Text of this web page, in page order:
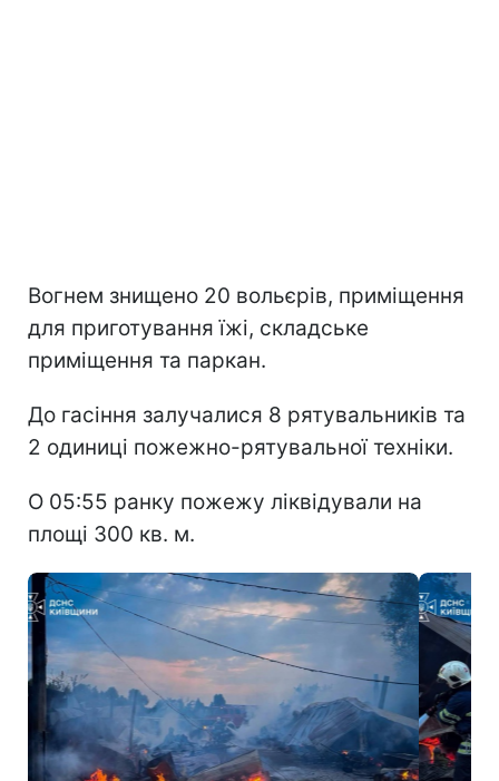
Вогнем знищено 20 вольєрів, приміщення
для приготування їжі, складське
приміщення та паркан.
До гасіння залучалися 8 рятувальників та
2 одиниці пожежно-рятувальної техніки.
О 05:55 ранку пожежу ліквідували на
площі 300 кв. м.